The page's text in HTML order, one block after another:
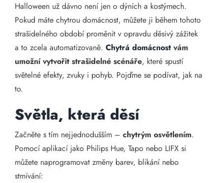
Halloween už dávno není jen o dýních a kostýmech.
Pokud máte chytrou domácnost, můžete ji během tohoto
strašidelného období proměnit v opravdu děsivý zážitek
a to zcela automatizovaně. Chytrá domácnost vám
umožní vytvořit strašidelné scénáře, které spustí
světelné efekty, zvuky i pohyb. Pojďme se podívat, jak na
to.
Světla, která děsí
Začněte s tím nejjednodušším – chytrým osvětlením.
Pomocí aplikací jako Philips Hue, Tapo nebo LIFX si
můžete naprogramovat změny barev, blikání nebo
stmívání: